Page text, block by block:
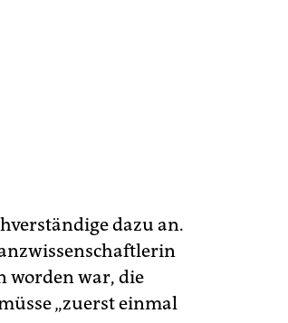
dazu an.
worden war, die
„zuerst einmal